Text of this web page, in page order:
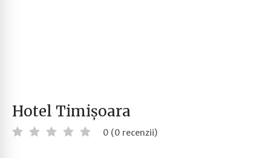
Hotel Timișoara
0 (0 recenzii)